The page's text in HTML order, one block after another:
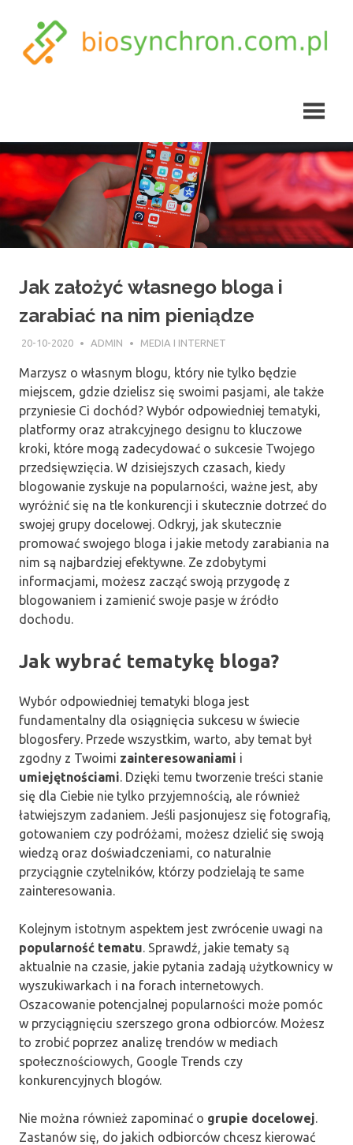
content
Jak założyć własnego bloga i
zarabiać na nim pieniądze
20-10-2020 ADMIN MEDIA I INTERNET
Marzysz o własnym blogu, który nie tylko będzie
miejscem, gdzie dzielisz się swoimi pasjami, ale także
przyniesie Ci dochód? Wybór odpowiedniej tematyki,
platformy oraz atrakcyjnego designu to kluczowe
kroki, które mogą zadecydować o sukcesie Twojego
przedsięwzięcia. W dzisiejszych czasach, kiedy
blogowanie zyskuje na popularności, ważne jest, aby
wyróżnić się na tle konkurencji i skutecznie dotrzeć do
swojej grupy docelowej. Odkryj, jak skutecznie
promować swojego bloga i jakie metody zarabiania na
nim są najbardziej efektywne. Ze zdobytymi
informacjami, możesz zacząć swoją przygodę z
blogowaniem i zamienić swoje pasje w źródło
dochodu.
Jak wybrać tematykę bloga?
Wybór odpowiedniej tematyki bloga jest
fundamentalny dla osiągnięcia sukcesu w świecie
blogosfery. Przede wszystkim, warto, aby temat był
zgodny z Twoimi zainteresowaniami i
umiejętnościami . Dzięki temu tworzenie treści stanie
się dla Ciebie nie tylko przyjemnością, ale również
łatwiejszym zadaniem. Jeśli pasjonujesz się fotografią,
gotowaniem czy podróżami, możesz dzielić się swoją
wiedzą oraz doświadczeniami, co naturalnie
przyciągnie czytelników, którzy podzielają te same
zainteresowania.
Kolejnym istotnym aspektem jest zwrócenie uwagi na
popularność tematu . Sprawdź, jakie tematy są
aktualnie na czasie, jakie pytania zadają użytkownicy w
wyszukiwarkach i na forach internetowych.
Oszacowanie potencjalnej popularności może pomóc
w przyciągnięciu szerszego grona odbiorców. Możesz
to zrobić poprzez analizę trendów w mediach
społecznościowych, Google Trends czy
konkurencyjnych blogów.
Nie można również zapominać o grupie docelowej
Zastanów się, do jakich odbiorców chcesz kierować